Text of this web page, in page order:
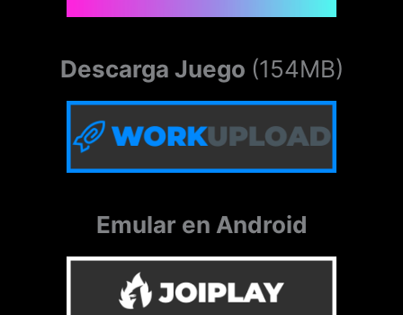
Descarga Juego (154MB)
Emular en Android